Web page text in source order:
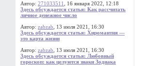
Автор: 271033511
, 16 января 2022, 12:18
Здесь обсуждается статья: Как рассчитать
личное денежное число
Автор: zabzab , 13 июля 2021, 16:30
Здесь обсуждается статья: Хиромантия —
это карта жизни
Автор: zabzab , 13 июля 2021, 16:30
Здесь обсуждается статья: Любовный
гороскоп: как целуются знаки Зодиака